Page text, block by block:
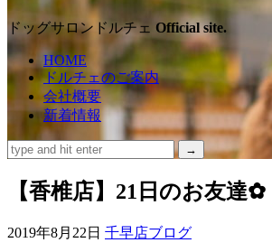
サ
ロ
ン
ド
ル
ドッグサロンドルチェ Official site.
HOME
ドルチェのご案内
会社概要
新着情報
【香椎店】21日のお友達✿
2019年8月22日 千早店ブログ